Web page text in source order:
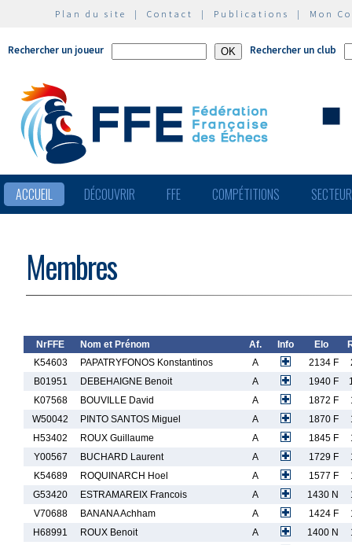
Plan du site | Contact | Publications | Mon
Rechercher un joueur Rechercher un club
ACCUEIL DÉCOUVRIR FFE COMPÉTITIONS
Membres
NrFFE Nom et Prénom Af. Info Elo
K54603
PAPATRYFONOS Konstantinos A 2134 F
B01951
DEBEHAIGNE Benoit A 1940 F
K07568
BOUVILLE David A 1872 F
W50042
PINTO SANTOS Miguel A 1870 F
H53402
ROUX Guillaume A 1845 F
Y00567
BUCHARD Laurent A 1729 F
K54689
ROQUINARCH Hoel A 1577 F
G53420
ESTRAMAREIX Francois A 1430 N
V70688
BANANA Achham A 1424 F
H68991
ROUX Benoit A 1400 N